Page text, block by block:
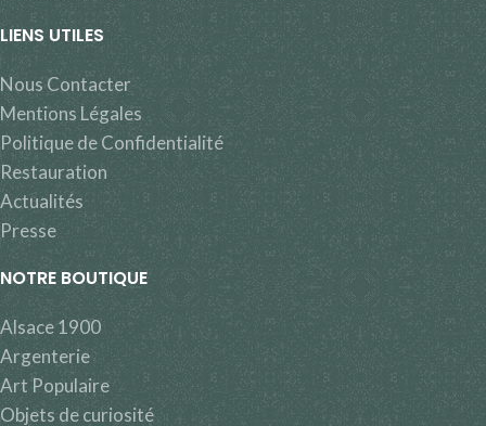
LIENS UTILES
Nous Contacter
Mentions Légales
Politique de Confidentialité
Restauration
Actualités
Presse
NOTRE BOUTIQUE
Alsace 1900
Argenterie
Art Populaire
Objets de curiosité